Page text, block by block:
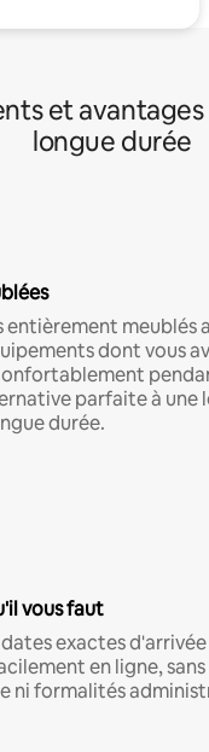
et avantages
longue durée
entièrement meublés
dont vous
parfaite à une
durée.
vous faut
dates exactes
en ligne,
ni formalités